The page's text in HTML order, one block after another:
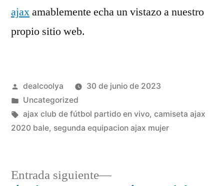
ajaxamablemente echa un vistazo a nuestro
propio sitio web.
Publicado
por
dealcoolya
30 de junio de 2023
Publicado
en
Uncategorized
Etiquetas:
ajax club de fútbol partido en vivo, camiseta ajax
2020 bale, segunda equipacion ajax mujer
Entrada siguiente
Entrada